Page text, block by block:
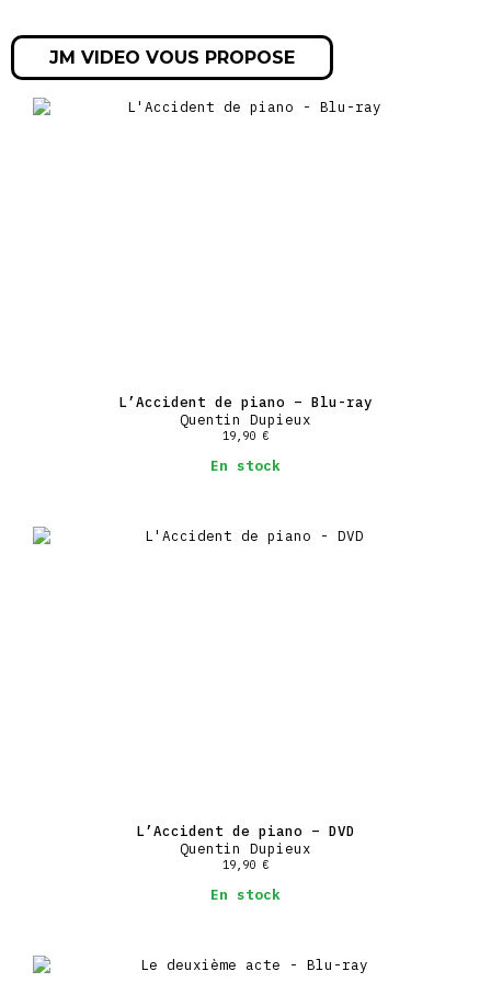
JM VIDEO VOUS PROPOSE
L’Accident de piano – Blu-ray
Quentin Dupieux
19,90 €
En stock
L’Accident de piano – DVD
Quentin Dupieux
19,90 €
En stock